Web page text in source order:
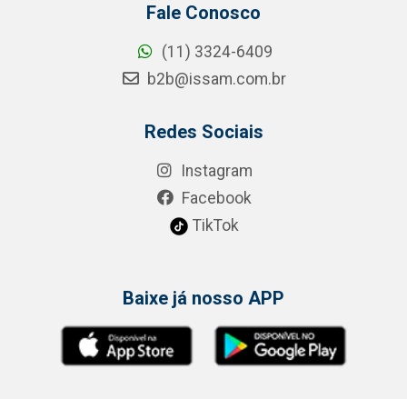
Fale Conosco
(11) 3324-6409
b2b@issam.com.br
Redes Sociais
Instagram
Facebook
TikTok
Baixe já nosso APP